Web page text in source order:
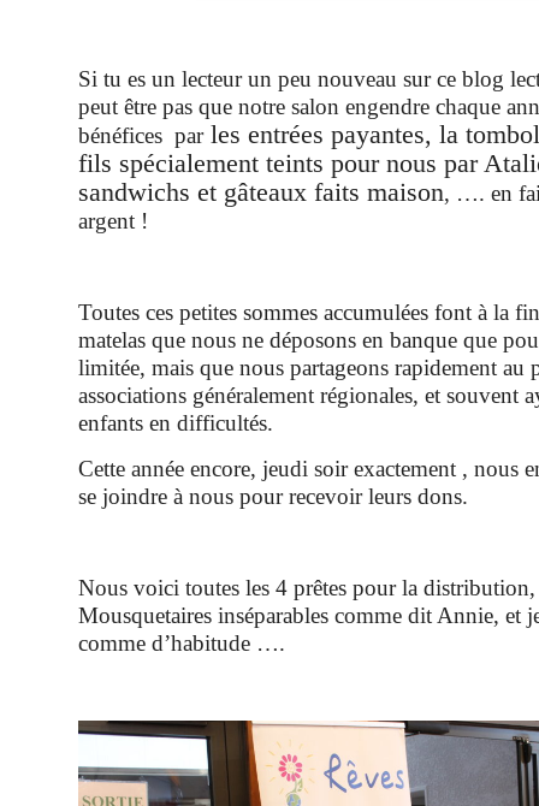
Si tu es un lecteur un peu nouveau sur ce blog
peut être pas que notre salon engendre chaque
bénéfices parles entrées payantes, la
fils spécialement teints pour nous par
sandwichs et gâteaux faits maison, …. en
argent !
Toutes ces petites sommes accumulées font à la
matelas que nous ne déposons en banque que
limitée, mais que nous partageons rapidement au
associations généralement régionales, et souvent
enfants en difficultés.
Cette année encore, jeudi soir exactement , nous
se joindre à nous pour recevoir leurs dons.
Nous voici toutes les 4 prêtes pour la distribution,
Mousquetaires inséparables comme dit Annie, et
comme d’habitude ….